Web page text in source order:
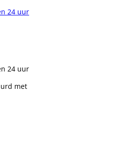
24 uur
24 uur
met